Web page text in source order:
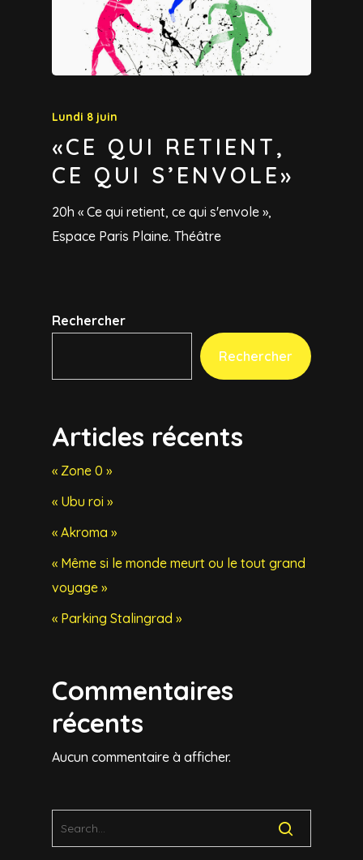
Lundi 8 juin
«CE QUI RETIENT,
CE QUI S’ENVOLE»
20h « Ce qui retient, ce qui s'envole »,
Espace Paris Plaine. Théâtre
Rechercher
Rechercher
Articles récents
« Zone 0 »
« Ubu roi »
« Akroma »
« Même si le monde meurt ou le tout grand
voyage »
« Parking Stalingrad »
Commentaires
récents
Aucun commentaire à afficher.